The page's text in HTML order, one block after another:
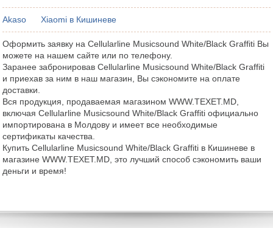
Akaso Xiaomi в Кишиневе
Оформить заявку на Cellularline Musicsound White/Black Graffiti Вы
можете на нашем сайте или по телефону.
Заранее забронировав Cellularline Musicsound White/Black Graffiti
и приехав за ним в наш магазин, Вы сэкономите на оплате
доставки.
Вся продукция, продаваемая магазином WWW.TEXET.MD,
включая Cellularline Musicsound White/Black Graffiti официально
импортирована в Молдову и имеет все необходимые
сертификаты качества.
Купить Cellularline Musicsound White/Black Graffiti в Кишиневе в
магазине WWW.TEXET.MD, это лучший способ сэкономить ваши
деньги и время!